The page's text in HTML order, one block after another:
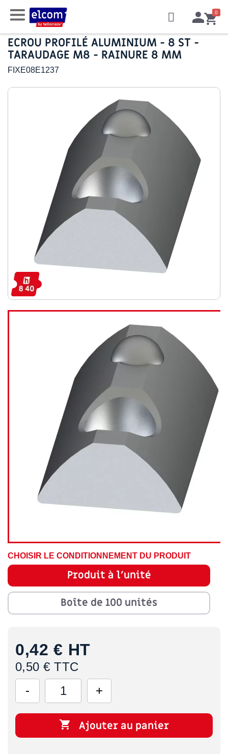
ECROU PROFILÉ ALUMINIUM - 8 ST -
TARAUDAGE M8 - RAINURE 8 MM
FIXE08E1237
CHOISIR LE CONDITIONNEMENT DU PRODUIT
Produit à l'unité
Boîte de 100 unités
0,42 € HT
0,50 € TTC
 Ajouter au panier